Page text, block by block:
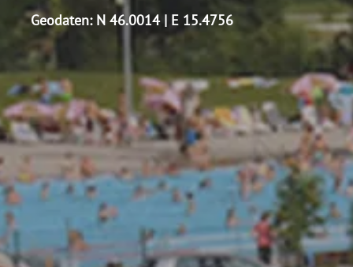
Geodaten: N 46.0014 | E 15.4756